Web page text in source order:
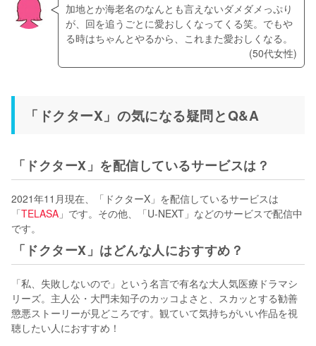
加地とか海老名のなんとも言えないダメダメっぷり
が、回を追うごとに愛おしくなってくる笑。でもや
る時はちゃんとやるから、これまた愛おしくなる。
(50代女性)
「ドクターX」の気になる疑問とQ&A
「ドクターX」を配信しているサービスは？
2021年11月現在、「ドクターX」を配信しているサービスは
「TELASA 」です。その他、「U-NEXT」などのサービスで配信中
です。
「ドクターX」はどんな人におすすめ？
「私、失敗しないので」という名言で有名な大人気医療ドラマシ
リーズ。主人公・大門未知子のカッコよさと、スカッとする勧善
懲悪ストーリーが見どころです。観ていて気持ちがいい作品を視
聴したい人におすすめ！